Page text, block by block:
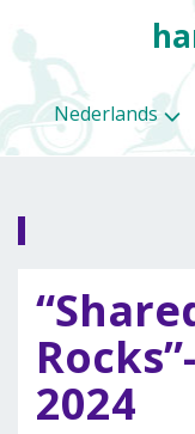
Nederlands
2024
categorieën